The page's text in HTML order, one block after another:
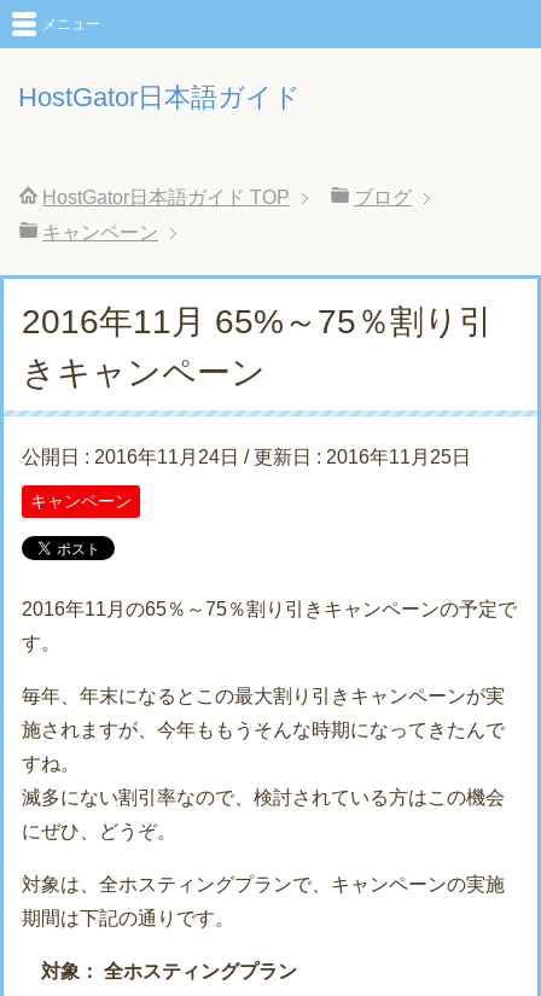
HostGator日本語ガイド
メニュー
HostGator日本語ガイド TOP
ブログ
キャンペーン
2016年11月 65%～75％割り引
きキャンペーン
公開日 : 2016年11月24日 / 更新日 : 2016年11月25日
キャンペーン
2016年11月の65％～75％割り引きキャンペーンの予定で
す。
毎年、年末になるとこの最大割り引きキャンペーンが実
施されますが、今年ももうそんな時期になってきたんで
すね。
滅多にない割引率なので、検討されている方はこの機会
にぜひ、どうぞ。
対象は、全ホスティングプランで、キャンペーンの実施
期間は下記の通りです。
対象： 全ホスティングプラン